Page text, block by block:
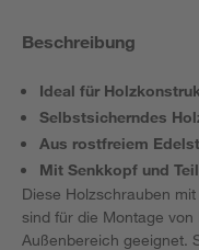
Beschreibung
Ideal für
Selbstsicherndes
Aus rostfreiem
Mit Senkkopf und
Diese Holzschrauben
sind für die Montage
Außenbereich geeignet.